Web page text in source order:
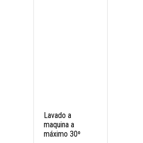
Lavado a
maquina a
máximo 30º